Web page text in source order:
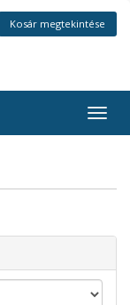
Kosár megtekintése